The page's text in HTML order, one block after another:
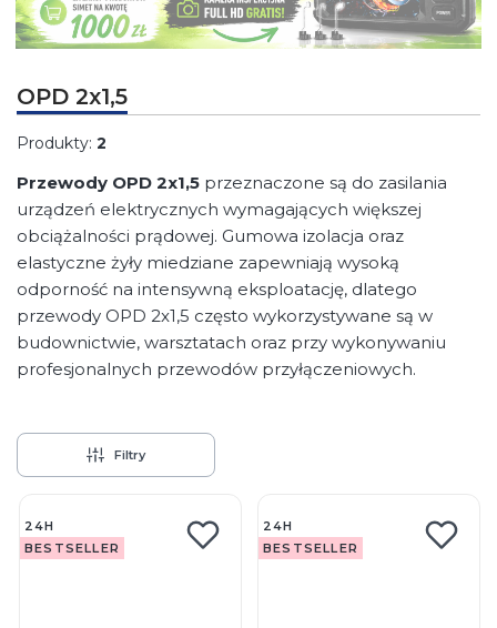
OPD 2x1,5
Produkty: 2
Przewody OPD 2x1,5 przeznaczone są do zasilania
urządzeń elektrycznych wymagających większej
obciążalności prądowej. Gumowa izolacja oraz
elastyczne żyły miedziane zapewniają wysoką
odporność na intensywną eksploatację, dlatego
przewody OPD 2x1,5 często wykorzystywane są w
budownictwie, warsztatach oraz przy wykonywaniu
profesjonalnych przewodów przyłączeniowych.
Filtry
24H
BESTSELLER
24H
BESTSELLER